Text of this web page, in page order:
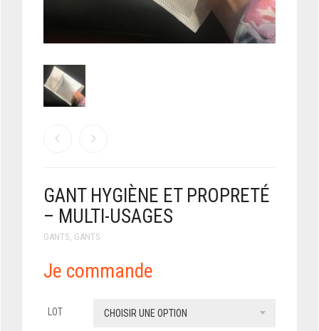
GANT HYGIÈNE ET PROPRETÉ
– MULTI-USAGES
GANTS, GANTS
Je commande
LOT CHOISIR UNE OPTION